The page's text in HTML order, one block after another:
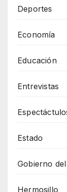
Deportes
Economía
Educación
Entrevistas
Estado
Gobierno
Hermosillo